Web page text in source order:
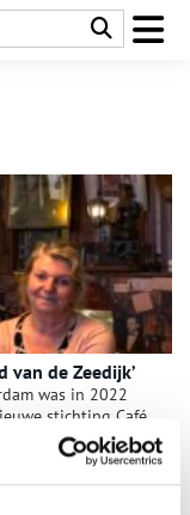
de Zeedijk’
was in 2022
stichting Café